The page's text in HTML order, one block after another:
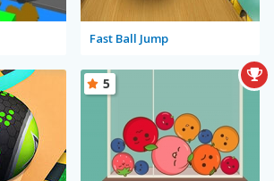
Fast Ball Jump
5